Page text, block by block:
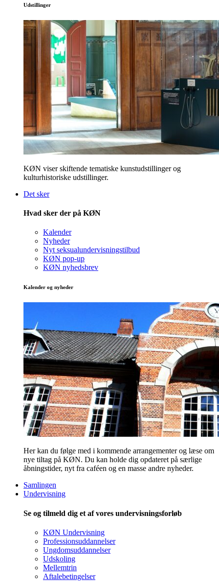
Udstillinger
KØN viser skiftende tematiske kunstudstillinger og
kulturhistoriske udstillinger.
Det sker
Hvad sker der på KØN
Kalender
Nyheder
Nyt seksualundervisningstilbud
KØN pop-up
KØN nyhedsbrev
Kalender og nyheder
Her kan du følge med i kommende arrangementer og læse om
nye tiltag på KØN. Du kan holde dig opdateret på særlige
åbningstider, nyt fra caféen og en masse andre nyheder.
Samlingen
Undervisning
Se og tilmeld dig et af vores undervisningsforløb
KØN Undervisning
Professionsuddannelser
Ungdomsuddannelser
Udskoling
Mellemtrin
Aftalebetingelser